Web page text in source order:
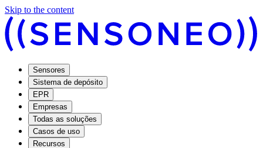
Skip to the content
Sensores
Sistema de depósito
EPR
Empresas
Todas as soluções
Casos de uso
Recursos